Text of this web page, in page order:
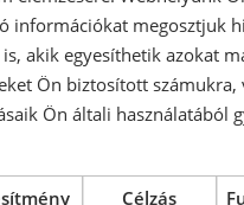
Ft 58 862 Ft
információkat megosztjuk
akik egyesíthetik azokat
Ön biztosított számukra,
Ön általi használatából
Célzás